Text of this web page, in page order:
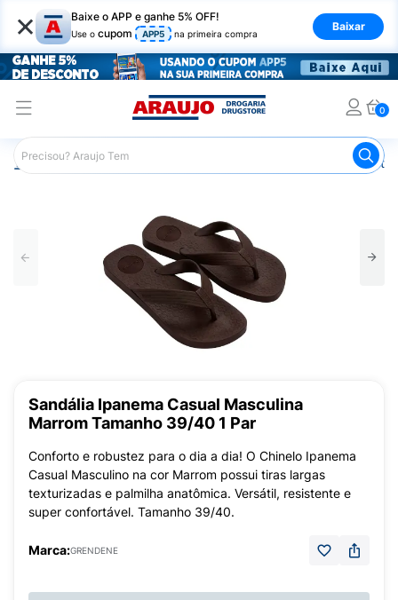
× Baixe o APP e ganhe 5% OFF!
Use o cupom APP5 na primeira compra
Baixar
0
Araujo Mercado Calçados e
Sandália Ipanema Casual Masculina
Marrom Tamanho 39/40 1 Par
Conforto e robustez para o dia a dia! O Chinelo Ipanema
Casual Masculino na cor Marrom possui tiras largas
texturizadas e palmilha anatômica. Versátil, resistente e
super confortável. Tamanho 39/40.
Marca:GRENDENE